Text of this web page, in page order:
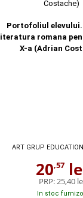
Portofoliul elevului.
literatura romana
X-a (Adrian
ART GRUP
20,57
PRP:25,40
In stoc